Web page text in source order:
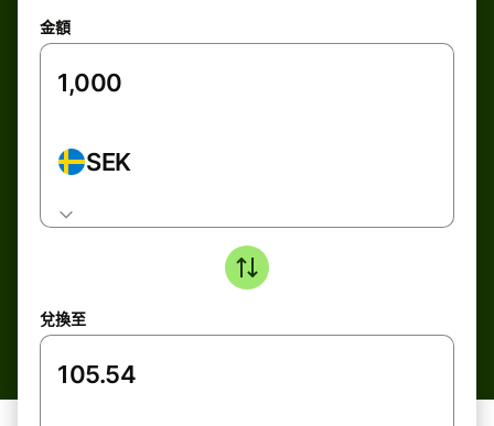
金額
SEK
兌換至